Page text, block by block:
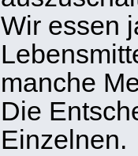
Wir essen
manche
Die
Einzelnen.